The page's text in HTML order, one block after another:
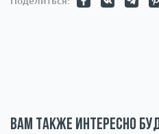
Вам также интересно